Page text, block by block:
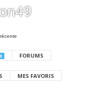
0 FORUMS
MES FAVORIS